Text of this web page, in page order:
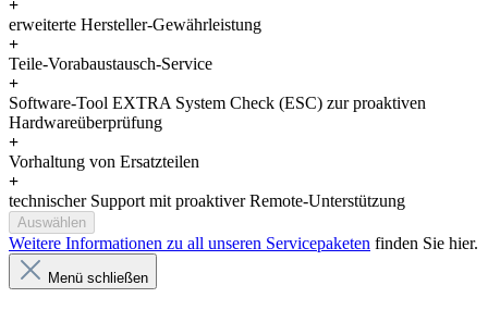
Datenblätter
Wir stellen Ihnen automatisch generierte Datenblätter zu dieser
Konfiguration zur Verfügung. Nutzen Sie diese um Ihre Kunden
von unseren Produkten zu überzeugen.
Datenblatt kurze Version (DE)
Datenblatt kurze Version (EN)
Datenblatt ausführliche Version (DE)
Datenblatt ausführliche Version (EN)
ERP Ökodesign Richtlinie Datenblatt
Personalisiertes Datenblatt